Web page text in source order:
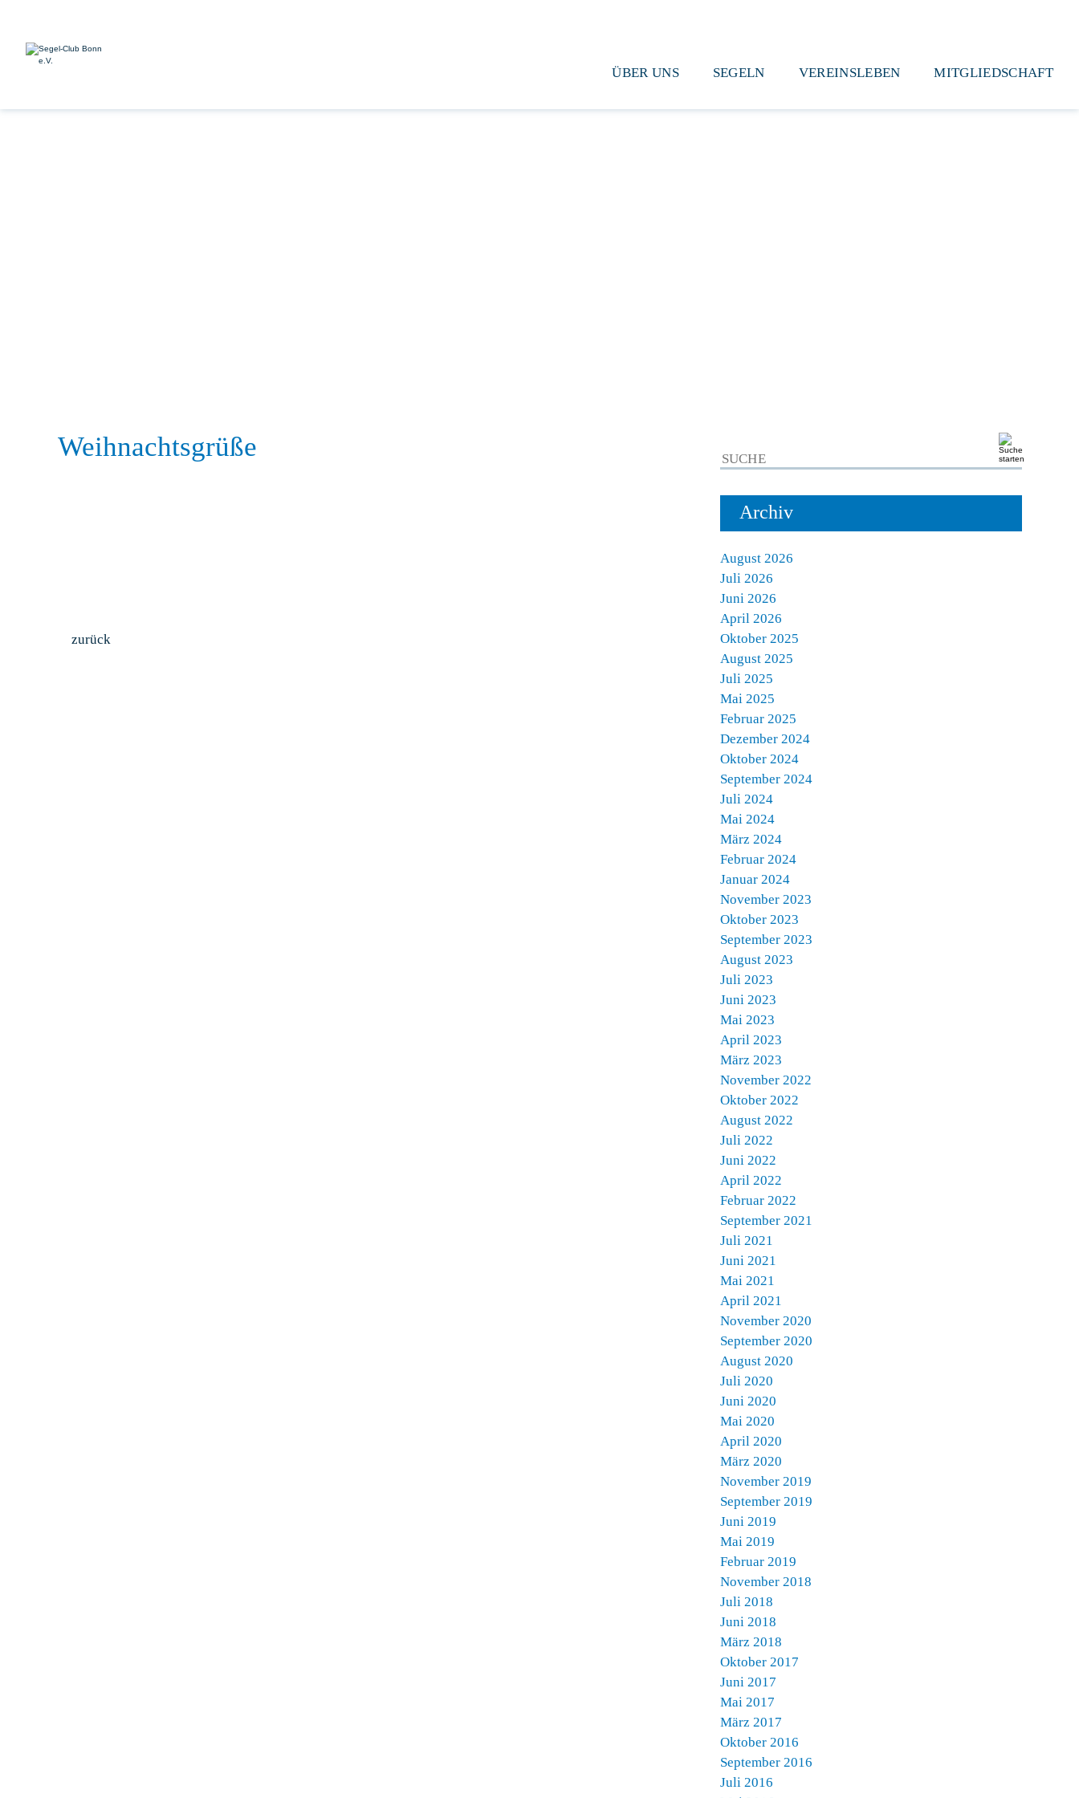
ÜBER UNS SEGELN VEREINSLEBEN MITGLIEDSCHAFT
Weihnachtsgrüße
zurück
Archiv
August 2026
Juli 2026
Juni 2026
April 2026
Oktober 2025
August 2025
Juli 2025
Mai 2025
Februar 2025
Dezember 2024
Oktober 2024
September 2024
Juli 2024
Mai 2024
März 2024
Februar 2024
Januar 2024
November 2023
Oktober 2023
September 2023
August 2023
Juli 2023
Juni 2023
Mai 2023
April 2023
März 2023
November 2022
Oktober 2022
August 2022
Juli 2022
Juni 2022
April 2022
Februar 2022
September 2021
Juli 2021
Juni 2021
Mai 2021
April 2021
November 2020
September 2020
August 2020
Juli 2020
Juni 2020
Mai 2020
April 2020
März 2020
November 2019
September 2019
Juni 2019
Mai 2019
Februar 2019
November 2018
Juli 2018
Juni 2018
März 2018
Oktober 2017
Juni 2017
Mai 2017
März 2017
Oktober 2016
September 2016
Juli 2016